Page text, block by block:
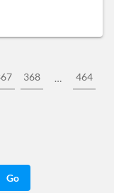
368 … 464
Go